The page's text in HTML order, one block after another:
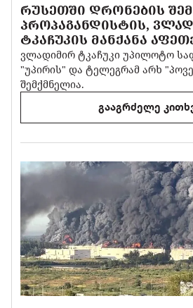
ᲠᲣᲡᲔᲗᲨᲘ ᲓᲠᲝᲜᲔᲑᲘᲡ
ᲞᲠᲝᲞᲐᲒᲐᲜᲓᲘᲡᲢᲘᲡ,
ᲢᲙᲐᲩᲣᲙᲘᲡ ᲛᲐᲜᲥᲐᲜᲐ
ვლადიმირ ტკაჩუკი უპილოტო
"უპირის" და ტელეგრამ არხ
შემქმნელია.
გააგრძელე